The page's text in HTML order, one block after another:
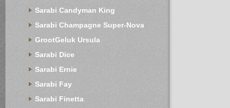
Sarabi Candyman King
Sarabi Champagne Super-Nova
GrootGeluk Ursula
Sarabi Dice
Sarabi Ernie
Sarabi Fay
Sarabi Finetta